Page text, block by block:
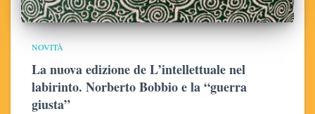
NOVITÀ
La nuova edizione de L’intellettuale nel
labirinto. Norberto Bobbio e la “guerra
giusta”